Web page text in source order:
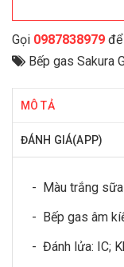
Gọi 0987838979
Bếp gas Sakura
MÔ TẢ
ĐÁNH GIÁ(APP)
- Màu trắng
- Bếp gas âm
- Đánh lửa: IC;